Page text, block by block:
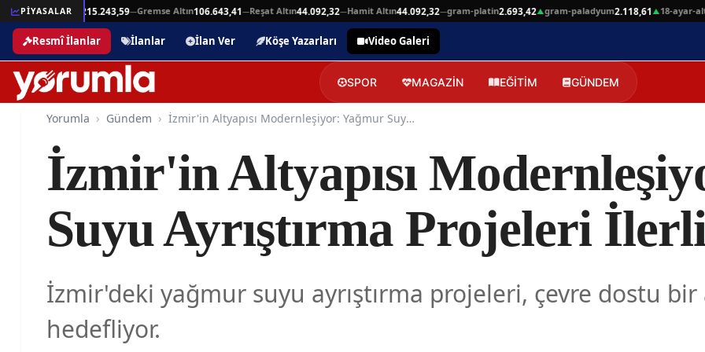
PİYASALAR
—Beşli Altın215.243,59—Gremse Altın106.643,41—Reşat Altın44.092,32—Hamit Altın44.092,32—gram-platin2.693,42▲gram-paladyum2.118,61▲18-ayar-altin
Resmî İlanlar İlanlar İlan Ver Köşe Yazarları Video Galeri
SPOR MAGAZİN EĞİTİM GÜNDEM
Yorumla Gündem İzmir'in Altyapısı Modernleşiyor: Yağmur Suyu Ayrıştırma Projeleri İlerliyor
İzmir'in Altyapısı
Suyu Ayrıştırma Projeleri
İzmir'deki yağmur suyu ayrıştırma projeleri, çevre dostu bir
hedefliyor.